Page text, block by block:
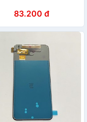
83.200 đ